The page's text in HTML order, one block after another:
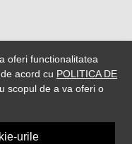
oferi functionalitatea
acord cu POLITICA DE
scopul de a va oferi o
urile